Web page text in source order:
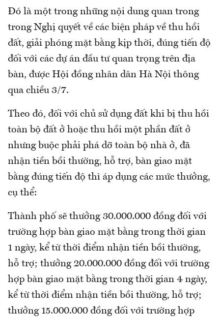
Đó là một trong những nội dung quan trong
trong Nghị quyết về các biện pháp về thu hồi
đất, giải phóng mặt bằng kịp thời, đúng tiến độ
đối với các dự án đầu tư quan trọng trên địa
bàn, được Hội đồng nhân dân Hà Nội thông
qua chiều 3/7.
Theo đó, đối với chủ sử dụng đất khi bị thu hồi
toàn bộ đất ở hoặc thu hồi một phần đất ở
nhưng buộc phải phá dỡ toàn bộ nhà ở, đã
nhận tiền bồi thường, hỗ trợ, bàn giao mặt
bằng đúng tiến độ thì áp dụng các mức thưởng,
cụ thể:
Thành phố sẽ thưởng 30.000.000 đồng đối với
trường hợp bàn giao mặt bằng trong thời gian
1 ngày, kể từ thời điểm nhận tiền bồi thường,
hỗ trợ; thưởng 20.000.000 đồng đối với trường
hợp bàn giao mặt bằng trong thời gian 4 ngày,
kể từ thời điểm nhận tiền bồi thường, hỗ trợ;
thưởng 15.000.000 đồng đối với trường hợp